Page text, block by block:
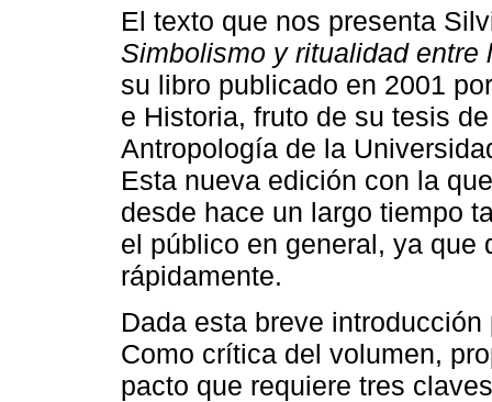
El texto que nos presenta
Simbolismo y ritualidad entre
su libro publicado en 2001
e Historia, fruto de su tesis
Antropología de la
Esta nueva edición con la
desde hace un largo tiempo
el público en general, ya que
rápidamente.
Dada esta breve
Como crítica del volumen,
pacto que requiere tres